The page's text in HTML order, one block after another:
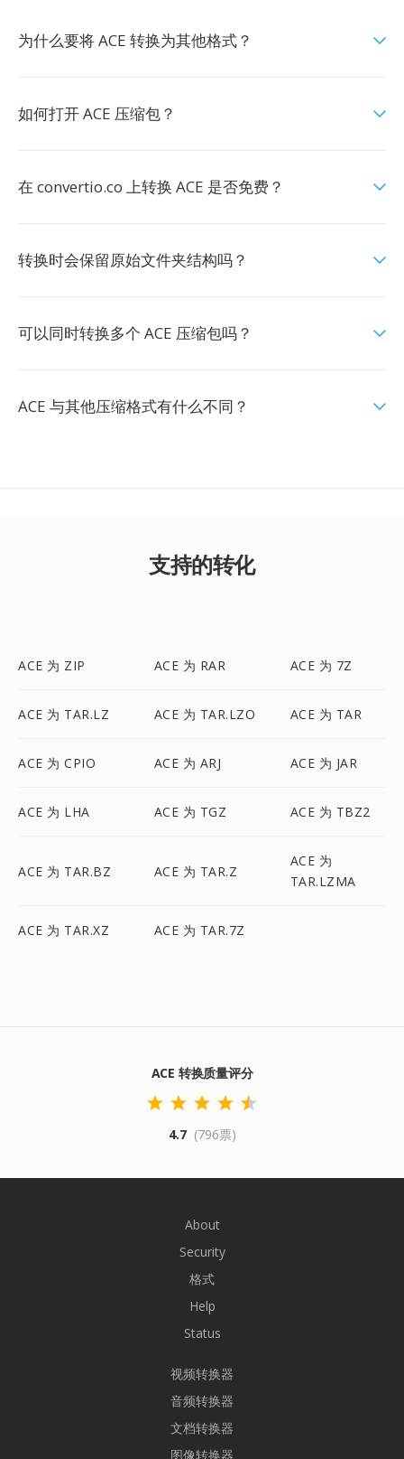
为什么要将 ACE 转换为其他格式？
如何打开 ACE 压缩包？
在 convertio.co 上转换 ACE 是否免费？
转换时会保留原始文件夹结构吗？
可以同时转换多个 ACE 压缩包吗？
ACE 与其他压缩格式有什么不同？
支持的转化
ACE 为 ZIP ACE 为 RAR ACE 为 7Z
ACE 为 TAR.LZ ACE 为 TAR.LZO ACE 为 TAR
ACE 为 CPIO ACE 为 ARJ ACE 为 JAR
ACE 为 LHA ACE 为 TGZ ACE 为 TBZ2
ACE 为 TAR.BZ ACE 为 TAR.Z
ACE 为
TAR.LZMA
ACE 为 TAR.XZ ACE 为 TAR.7Z
ACE 转换质量评分
4.7 (796票)
About
Security
格式
Help
Status
视频转换器
音频转换器
文档转换器
图像转换器